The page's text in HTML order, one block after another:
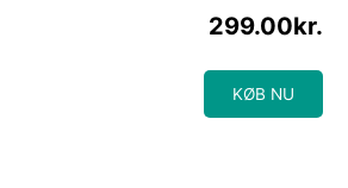
299.00kr.
KØB NU